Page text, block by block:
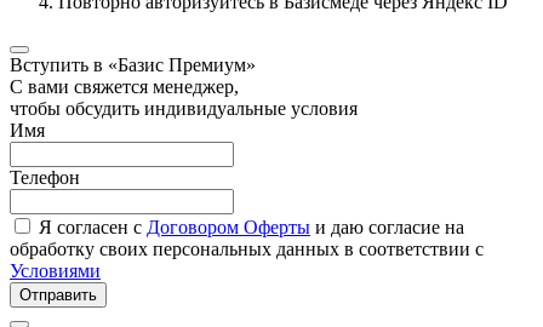
Вступить в «Базис Премиум»
С вами свяжется менеджер,
чтобы обсудить индивидуальные условия
Имя
Телефон
Я согласен с Договором Оферты и даю согласие на
обработку своих персональных данных в соответствии с
Условиями
Отправить